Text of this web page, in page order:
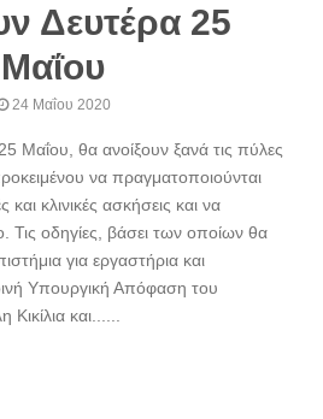
Δευτέρα 25
Μαΐου
24 Μαΐου 2020
Μαΐου, θα ανοίξουν ξανά τις πύλες
να πραγματοποιούνται
κλινικές ασκήσεις και να
Τις οδηγίες, βάσει των οποίων θα
για εργαστήρια και
Υπουργική Απόφαση του
Κικίλια και......